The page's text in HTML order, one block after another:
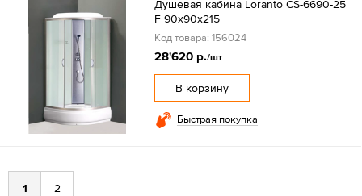
Душевая кабина Loranto CS-6690-25
F 90х90х215
Код товара: 156024
28'620 р./шт
В корзину
Быстрая покупка
1 2